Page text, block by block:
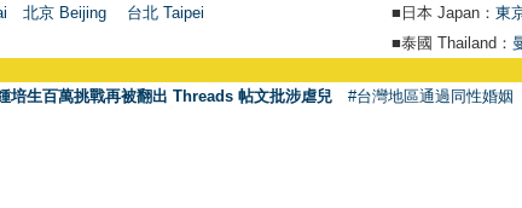
北京 Beijing 台北 Taipei ■日本 Japan： 東
■泰國 Thailand：
培生百萬挑戰再被翻出 Threads 帖文批涉虐兒 #台灣地區通過同性婚姻